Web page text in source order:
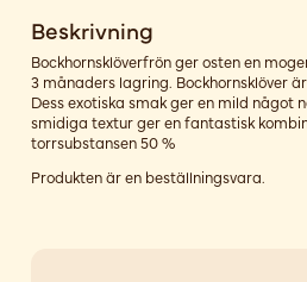
Beskrivning
Bockhornsklöverfrön ger osten en
3 månaders lagring. Bockhornsklöver
Dess exotiska smak ger en mild något
smidiga textur ger en fantastisk
torrsubstansen 50 %
Produkten är en beställningsvara.